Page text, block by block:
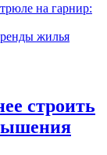
на гарнир:
жилья
строить